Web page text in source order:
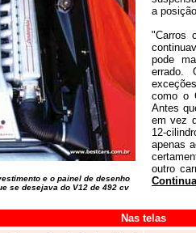
e o painel de desenho
se desejava do V12 de 492 cv
a
"Carros
pode
errado.
como o
Antes
em vez
12-
apenas
outro
Continua
Nas telas